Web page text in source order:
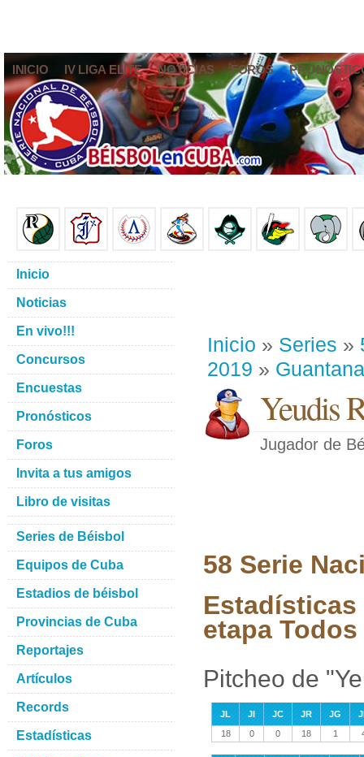
INICIO IV LIGA ELITE NOTICIAS FOROS
Inicio » Series »
2019 »
Yeudis
Jugador de
58 Serie
Estadísticas
etapa
Pitcheo de
JL JI JC JR JG
18
0 0 18 1
Inicio
Noticias
En vivo!!!
Concursos
Encuestas
Pronósticos
Foros
Invita a tus amigos
Libro de visitas
Series de Béisbol
Equipos de Cuba
Estadios de béisbol
Provincias de Cuba
Reportajes
Artículos
Records
Estadísticas